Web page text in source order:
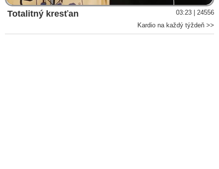
Totalitný kresťan
03:23 | 24556
Kardio na každý týždeň >>